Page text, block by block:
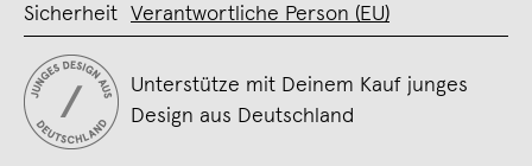
Sicherheit Verantwortliche Person (EU)
Unterstütze mit Deinem Kauf junges
Design aus Deutschland